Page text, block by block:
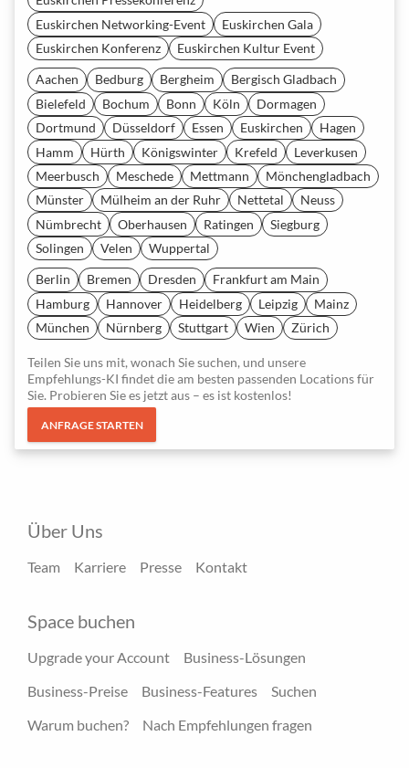
Euskirchen Networking-Event
Euskirchen Gala
Euskirchen Konferenz
Euskirchen Kultur Event
Aachen Bedburg Bergheim
Bergisch Gladbach
Bielefeld
Bochum Bonn Köln
Dormagen
Dortmund
Düsseldorf Essen Euskirchen
Hagen
Hamm
Hürth Königswinter Krefeld
Leverkusen
Meerbusch
Meschede Mettmann
Mönchengladbach
Münster
Mülheim an der Ruhr Nettetal
Neuss
Nümbrecht
Oberhausen Ratingen
Siegburg
Solingen
Velen Wuppertal
Berlin Bremen Dresden
Frankfurt am Main
Hamburg
Hannover Heidelberg Leipzig
Mainz
München
Nürnberg Stuttgart Wien Zürich
Teilen Sie uns mit, wonach Sie suchen, und unsere
Empfehlungs-KI findet die am besten passenden Locations für
Sie. Probieren Sie es jetzt aus – es ist kostenlos!
ANFRAGE STARTEN
Über Uns
Team Karriere Presse Kontakt
Space buchen
Upgrade your Account
Business-Lösungen
Business-Preise
Business-Features
Suchen
Warum buchen?
Nach Empfehlungen fragen